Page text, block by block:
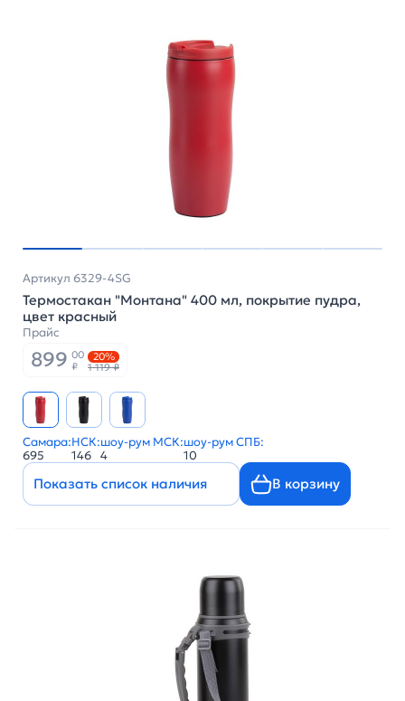
Артикул 6329-4SG
Термостакан "Монтана" 400 мл, покрытие пудра,
цвет красный
Прайс
899 00
₽
20%
1 119 ₽
Самара:
695
НСК:
146
шоу-рум МСК:
4
шоу-рум СПБ:
10
Показать список наличия В корзину